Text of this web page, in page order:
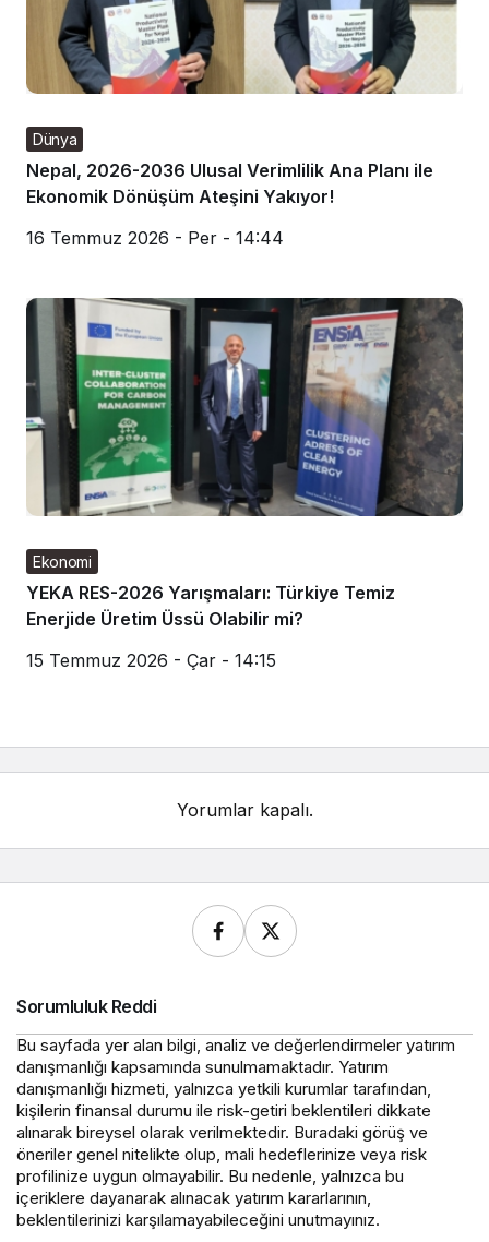
Dünya
Nepal, 2026-2036 Ulusal Verimlilik Ana Planı ile
Ekonomik Dönüşüm Ateşini Yakıyor!
16 Temmuz 2026 - Per - 14:44
Ekonomi
YEKA RES-2026 Yarışmaları: Türkiye Temiz
Enerjide Üretim Üssü Olabilir mi?
15 Temmuz 2026 - Çar - 14:15
Yorumlar kapalı.
Sorumluluk Reddi
Bu sayfada yer alan bilgi, analiz ve değerlendirmeler yatırım
danışmanlığı kapsamında sunulmamaktadır. Yatırım
danışmanlığı hizmeti, yalnızca yetkili kurumlar tarafından,
kişilerin finansal durumu ile risk-getiri beklentileri dikkate
alınarak bireysel olarak verilmektedir. Buradaki görüş ve
öneriler genel nitelikte olup, mali hedeflerinize veya risk
profilinize uygun olmayabilir. Bu nedenle, yalnızca bu
içeriklere dayanarak alınacak yatırım kararlarının,
beklentilerinizi karşılamayabileceğini unutmayınız.